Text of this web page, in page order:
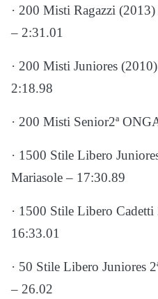
· 200 Misti Ragazzi
– 2:31.01
· 200 Misti Juniores
2:18.98
· 200 Misti Senior2ª
· 1500 Stile Libero
Mariasole – 17:30.89
· 1500 Stile Libero
16:33.01
· 50 Stile Libero Juniores
– 26.02